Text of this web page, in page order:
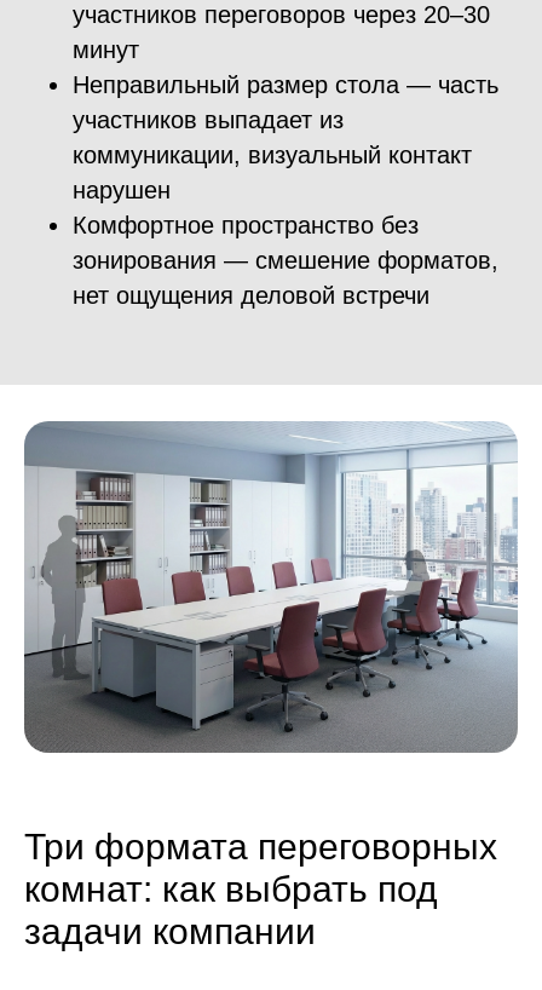
участников переговоров через 20–30
минут
Неправильный размер стола — часть
участников выпадает из
коммуникации, визуальный контакт
нарушен
Комфортное пространство без
зонирования — смешение форматов,
нет ощущения деловой встречи
Три формата переговорных
комнат: как выбрать под
задачи компании